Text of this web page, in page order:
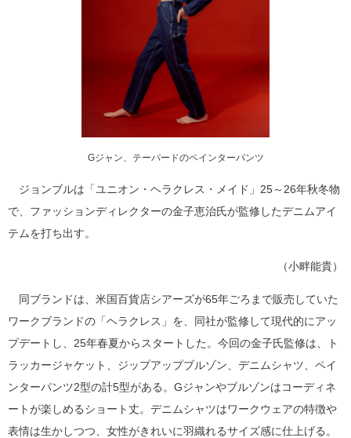
Gジャン、テーパードのペインターパンツ
ジョンブルは「ユニオン・ヘラクレス・メイド」25～26年秋冬物
で、ファッションディレクターの金子恵治氏が監修したデニムアイ
テムを打ち出す。
（小畔能貴）
同ブランドは、米国百貨店シアーズが65年ごろまで販売していた
ワークブランドの「ヘラクレス」を、同社が監修して現代的にアッ
プデートし、25年春夏からスタートした。今回の金子氏監修は、ト
ラッカージャケット、ジップアップブルゾン、デニムシャツ、ペイ
ンターパンツ2型の計5型がある。Gジャンやブルゾンはコーディネ
ートが楽しめるショート丈。デニムシャツはワークウェアの特徴や
表情は生かしつつ、女性がきれいに羽織れるサイズ感に仕上げる。